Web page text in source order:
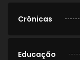
Crônicas
Educação